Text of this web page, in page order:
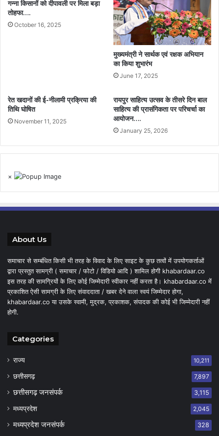
गन्ना किसानों को दीपावली पर मिला बड़ा
तोहफा….
October 16, 2025
मुख्यमंत्री ने सार्थक एवं रक्षक अभियान
का किया शुभारंभ
June 17, 2025
रेत खदानों की ई-नीलामी प्रक्रिया की
तिथि घोषित
November 11, 2025
रायपुर साहित्य उत्सव के तीसरे दिन बाल
साहित्य की प्रासंगिकता पर परिचर्चा का
आयोजन….
January 25, 2026
×
About Us
समाचार से सम्बंधित किसी भी तरह के विवाद के लिए साइट के कुछ तत्वों में उपयोगकर्ताओं
द्वारा प्रस्तुत सामग्री ( समाचार / फोटो / विडियो आदि ) शामिल होगी khabardaar.co
इस तरह की सामग्रियों के लिए कोई जिम्मेदारी स्वीकार नहीं करता है। khabardaar.co में
प्रकाशित ऐसी सामग्री के लिए संवाददाता / खबर देने वाला स्वयं जिम्मेदार होगा,
khabardaar.co या उसके स्वामी, मुद्रक, प्रकाशक, संपादक की कोई भी जिम्मेदारी नहीं
होगी.
Categories
राज्य 10,211
छत्तीसगढ़ 7,897
छत्तीसगढ़ जनसंपर्क 3,115
मध्यप्रदेश 2,045
मध्यप्रदेश जनसंपर्क 328